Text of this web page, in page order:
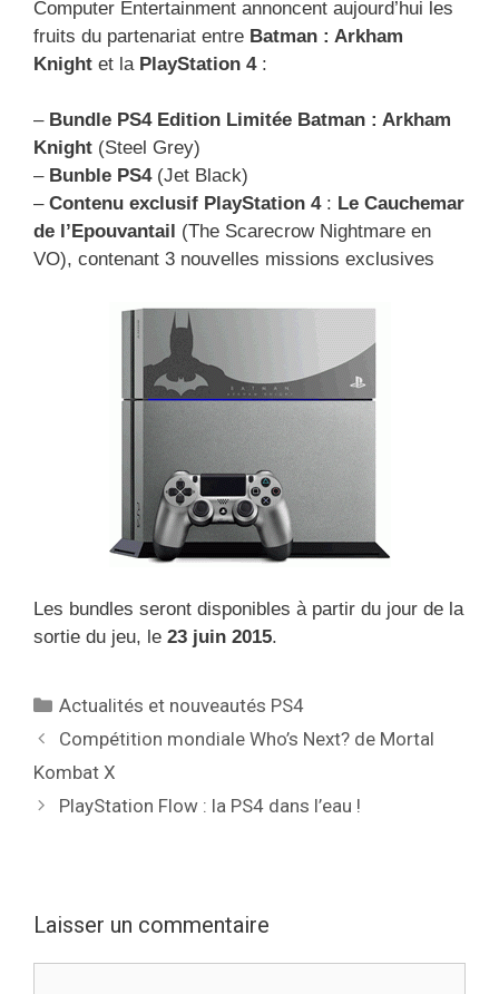
Computer Entertainment annoncent aujourd’hui les
fruits du partenariat entre Batman : Arkham
Knight et la PlayStation 4:
– Bundle PS4 Edition Limitée Batman : Arkham
Knight (Steel Grey)
– Bunble PS4(Jet Black)
– Contenu exclusif PlayStation 4: Le Cauchemar
de l’Epouvantail (The Scarecrow Nightmare en
VO), contenant 3 nouvelles missions exclusives
Les bundles seront disponibles à partir du jour de la
sortie du jeu, le 23 juin 2015.
Catégories
Actualités et nouveautés PS4
Compétition mondiale Who’s Next? de Mortal
Kombat X
PlayStation Flow : la PS4 dans l’eau !
Laisser un commentaire